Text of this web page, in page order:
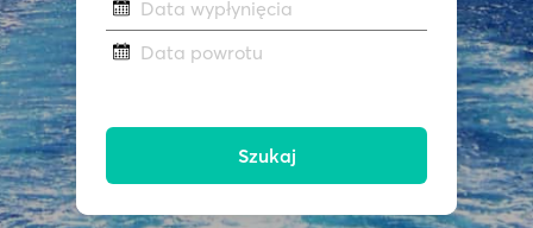
Data wypłynięcia
Data powrotu
Szukaj